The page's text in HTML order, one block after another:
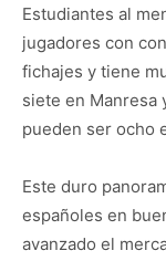
Estudiantes al
jugadores con
fichajes y tiene
siete en Manresa
pueden ser ocho
Este duro
españoles en
avanzado el